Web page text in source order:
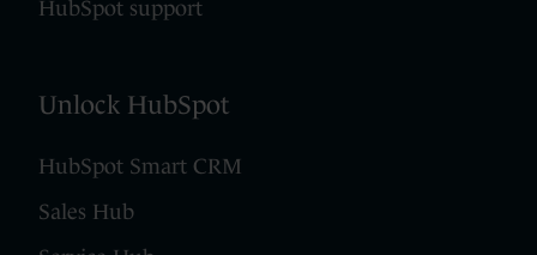
HubSpot support
Unlock HubSpot
HubSpot Smart CRM
Sales Hub